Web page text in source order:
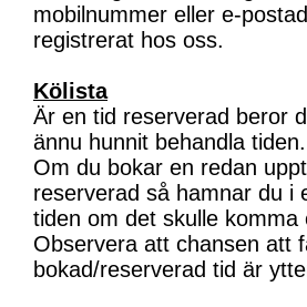
mobilnummer eller e-
registrerat hos oss.
Kölista
Är en tid reserverad beror
ännu hunnit behandla tiden.
Om du bokar en redan
reserverad så hamnar du i
tiden om det skulle komma
Observera att chansen att
bokad/reserverad tid är